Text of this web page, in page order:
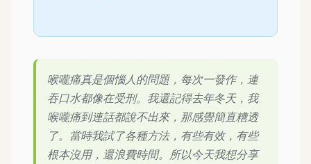
喉嚨痛真是個惱人的問題，每次一發作，連
吞口水都像在受刑。我還記得去年冬天，我
喉嚨痛到連話都說不出來，那感覺簡直糟透
了。當時我試了各種方法，有些有效，有些
根本沒用，還浪費時間。所以今天我想分享